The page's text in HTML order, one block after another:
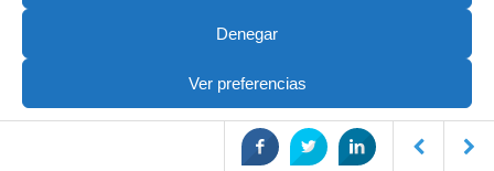
Denegar
Ver preferencias
Política de PrivacidadAviso legal
relacionado con esta
oficina, tu territorio y tu
sector.